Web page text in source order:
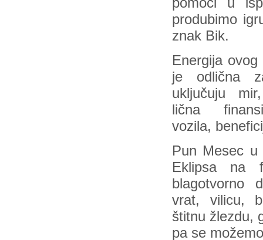
pomoći u
produbimo
znak Bik.
Energija
je odlična
uključuju
lična
vozila,
Pun Mesec
Eklipsa na
blagotvorno
vrat, vilicu,
štitnu žlezdu,
pa se